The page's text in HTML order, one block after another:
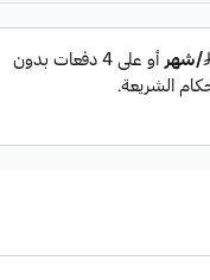
أصيلة.
الأداء الأمثل.